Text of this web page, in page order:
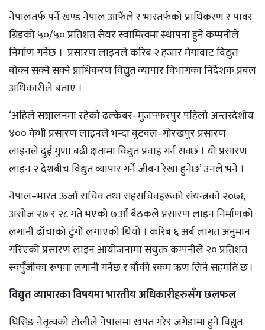
नेपालतर्फ पर्ने खण्ड नेपाल आफैंले र भारतर्फको प्राधिकरण र पावर
ग्रिडको ५०/५० प्रतिशत सेयर स्वामित्वमा स्थापना हुने कम्पनीले
निर्माण गर्नेछ । प्रसारण लाइनले करिब २ हजार मेगावाट विद्युत
बोक्न सक्ने सक्ने प्राधिकरण विद्युत व्यापार विभागका निर्देशक प्रबल
अधिकारीले बताए ।
‘अहिले सञ्चालनमा रहेको ढल्केबर–मुजफ्फरपुर पहिलो अन्तरदेशीय
४०० केभी प्रसारण लाइनले भन्दा बुटवल–गोरखपुर प्रसारण
लाइनले दुई गुणा बढी क्षतामा विद्युत प्रवाह गर्न सक्छ । यो प्रसारण
लाइन २ देशबीच विद्युत व्यापार गर्ने जीवन रेखा हुनेछ’ उनले भने ।
नेपाल–भारत ऊर्जा सचिव तथा सहसचिवहरूको संयन्त्रको २०७६
असोज २७ र २८ गते भएको ७औं बैठकले प्रसारण लाइन निर्माणको
लगानी ढाँचाको टुंगो लगाएको थियो । करिब ६ अर्ब लागत अनुमान
गरिएको प्रसारण लाइन आयोजनामा संयुक्त कम्पनीले २० प्रतिशत
स्वपुँजीका रूपमा लगानी गर्नेछ र बाँकी रकम ऋण लिने सहमति छ ।
विद्युत व्यापारका विषयमा भारतीय अधिकारीहरुसँग छलफल
घिसिङ नेतृत्वको टोलीले नेपालमा खपत गरेर जगेडामा हुने विद्युत